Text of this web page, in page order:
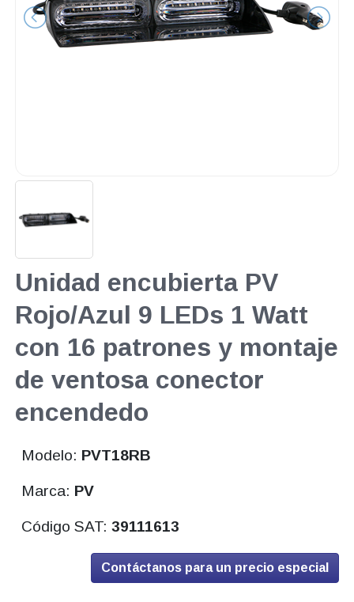
Unidad encubierta PV
Rojo/Azul 9 LEDs 1 Watt
con 16 patrones y montaje
de ventosa conector
encendedo
Modelo: PVT18RB
Marca: PV
Código SAT:39111613
Contáctanos para un precio especial